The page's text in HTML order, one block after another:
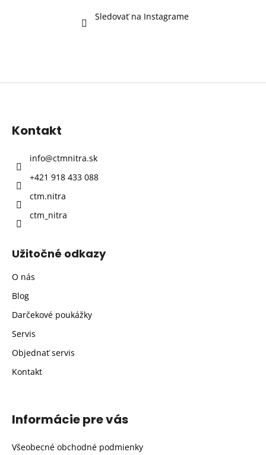
Sledovať na Instagrame
Kontakt
info@ctmnitra.sk
+421 918 433 088
ctm.nitra
ctm_nitra
Užitočné odkazy
O nás
Blog
Darčekové poukážky
Servis
Objednať servis
Kontakt
Informácie pre vás
Všeobecné obchodné podmienky